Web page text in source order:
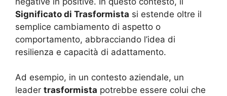
Significato di Trasformista si estende oltre il
semplice cambiamento di aspetto o
comportamento, abbracciando l’idea di
resilienza e capacità di adattamento.
Ad esempio, in un contesto aziendale, un
leader trasformista potrebbe essere colui che